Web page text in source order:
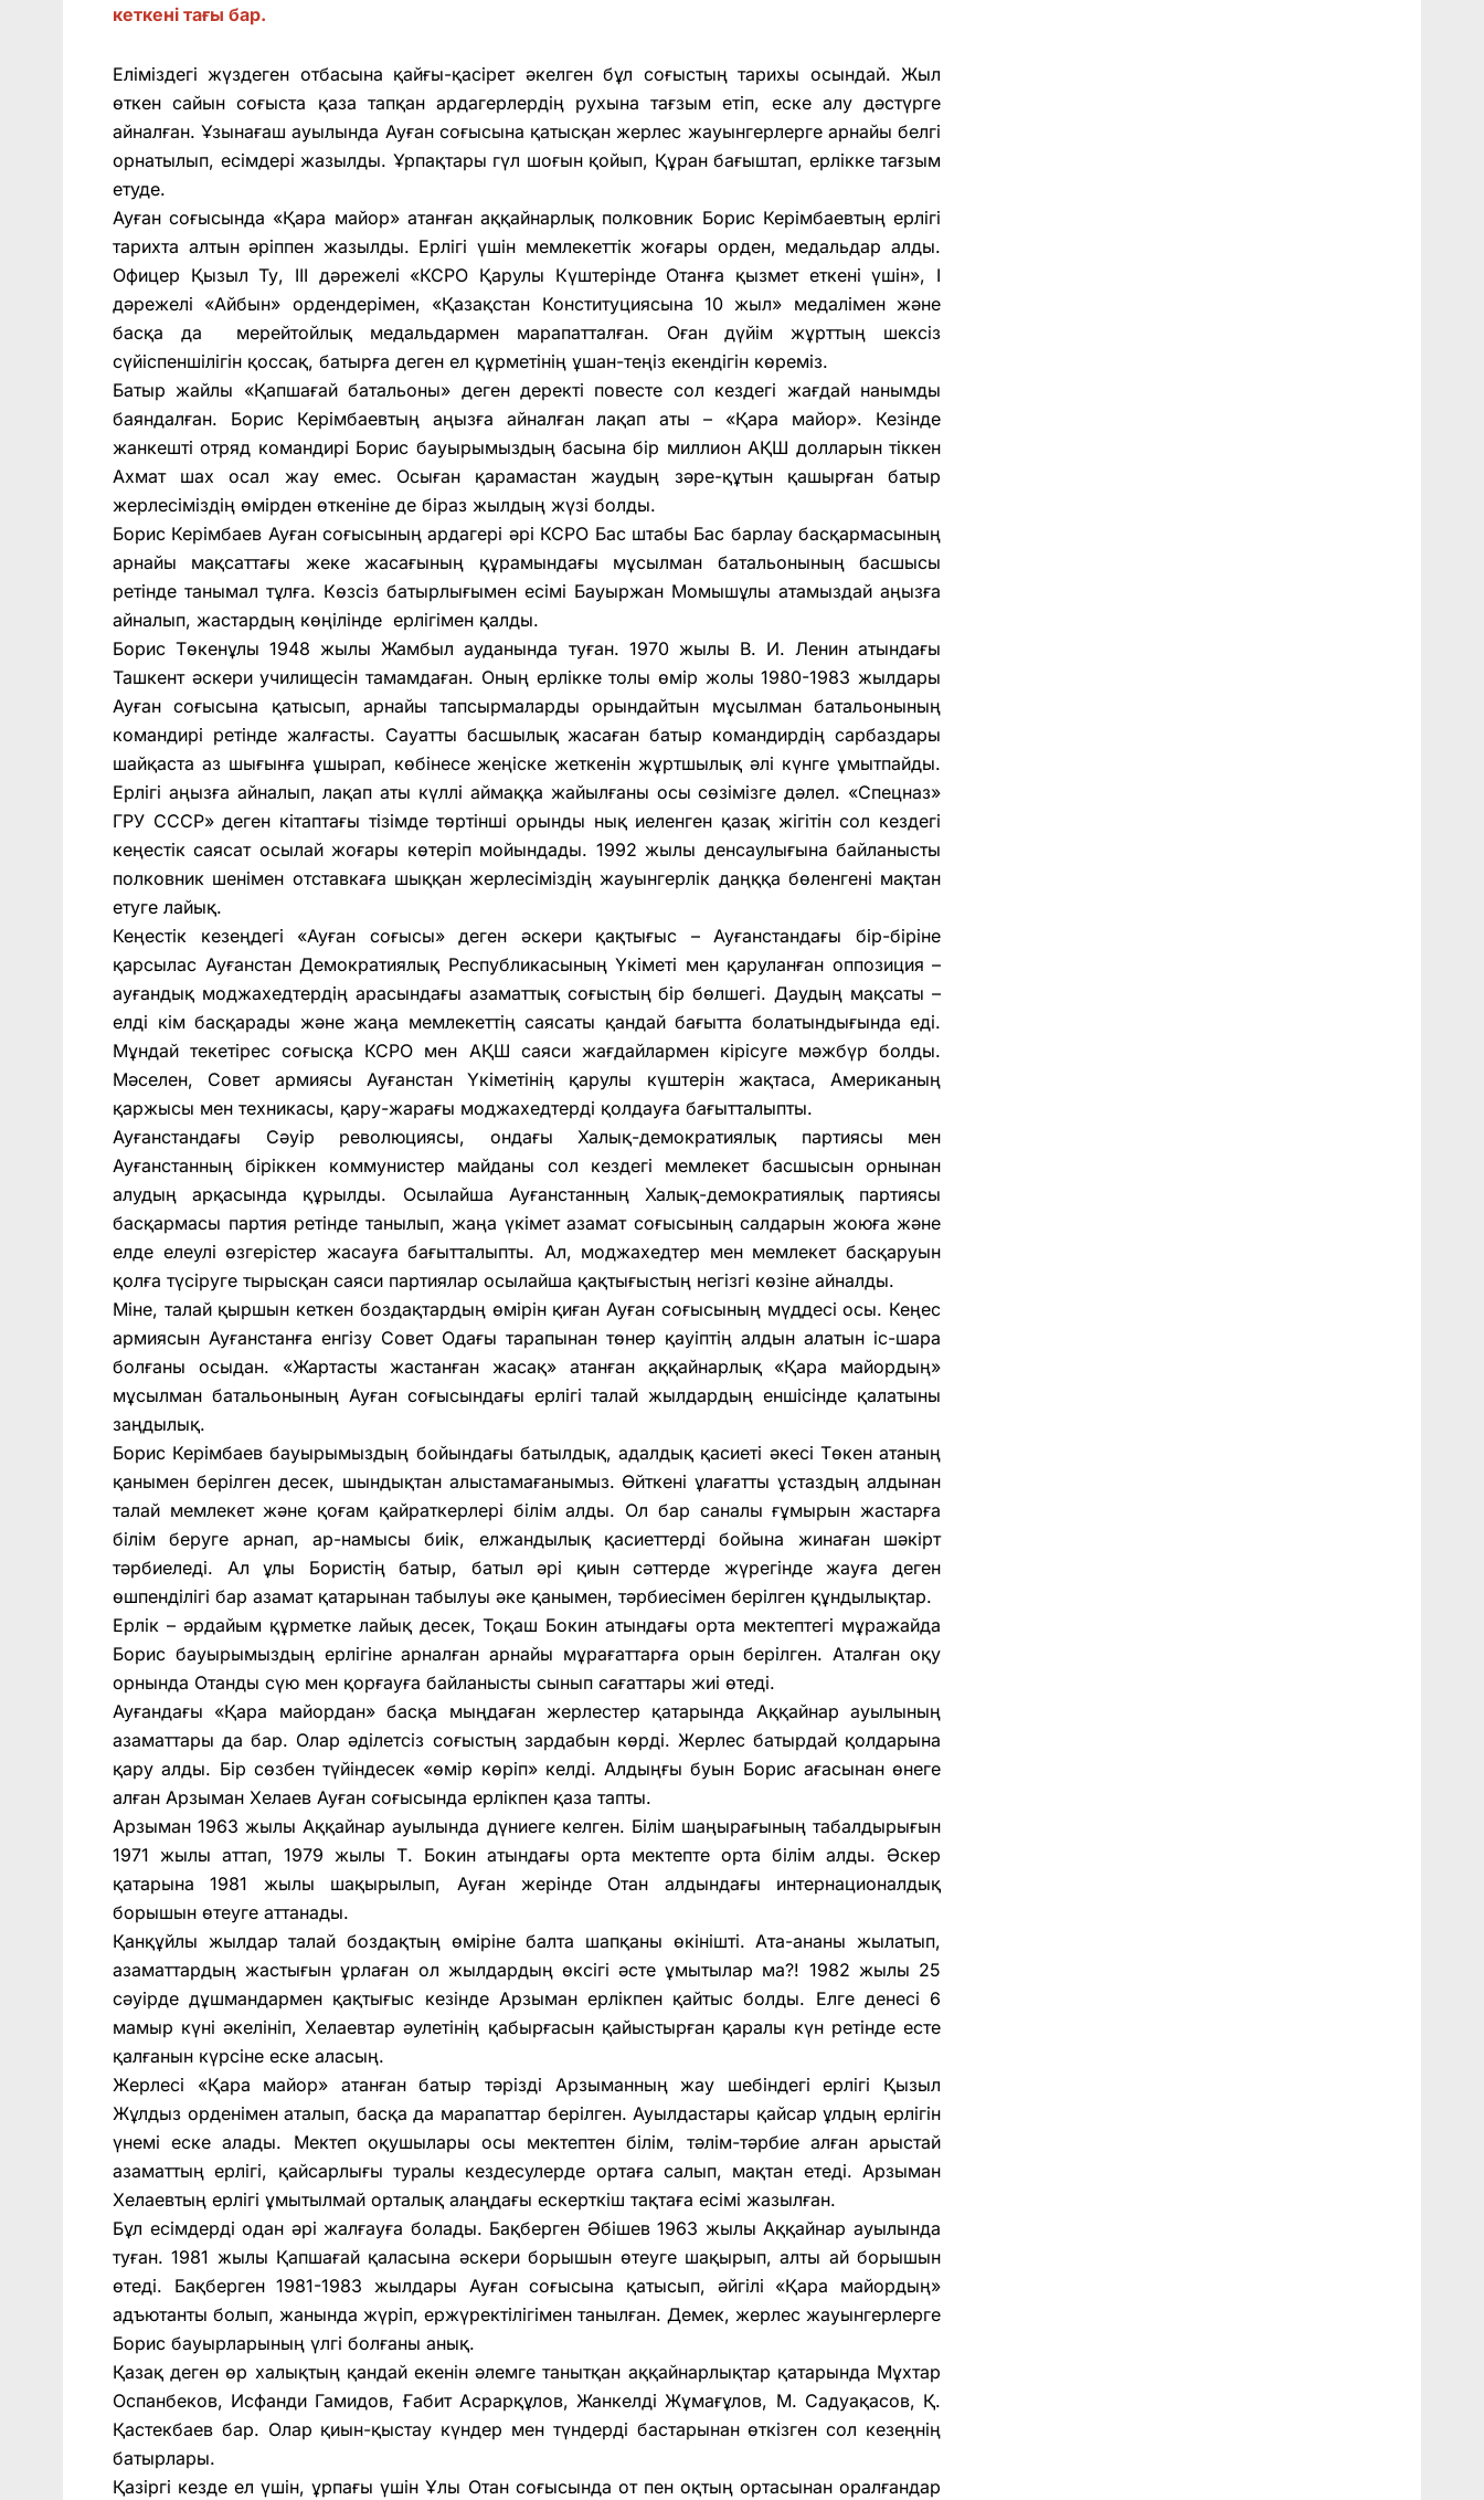
кеткені тағы бар.
Еліміздегі жүздеген отбасына қайғы-қасірет әкелген бұл соғыстың тарихы осындай. Жыл
өткен сайын соғыста қаза тапқан ардагерлердің рухына тағзым етіп, еске алу дәстүрге
айналған. Ұзынағаш ауылында Ауған соғысына қатысқан жерлес жауынгерлерге арнайы белгі
орнатылып, есімдері жазылды. Ұрпақтары гүл шоғын қойып, Құран бағыштап, ерлікке тағзым
етуде.
Ауған соғысында «Қара майор» атанған аққайнарлық полковник Борис Керімбаевтың ерлігі
тарихта алтын әріппен жазылды. Ерлігі үшін мемлекеттік жоғары орден, медальдар алды.
Офицер Қызыл Ту, ІІІ дәрежелі «КСРО Қарулы Күштерінде Отанға қызмет еткені үшін», І
дәрежелі «Айбын» ордендерімен, «Қазақстан Конституциясына 10 жыл» медалімен және
басқа да мерейтойлық медальдармен марапатталған. Оған дүйім жұрттың шексіз
сүйіспеншілігін қоссақ, батырға деген ел құрметінің ұшан-теңіз екендігін көреміз.
Батыр жайлы «Қапшағай батальоны» деген деректі повесте сол кездегі жағдай нанымды
баяндалған. Борис Керімбаевтың аңызға айналған лақап аты – «Қара майор». Кезінде
жанкешті отряд командирі Борис бауырымыздың басына бір миллион АҚШ долларын тіккен
Ахмат шах осал жау емес. Осыған қарамастан жаудың зәре-құтын қашырған батыр
жерлесіміздің өмірден өткеніне де біраз жылдың жүзі болды.
Борис Керімбаев Ауған соғысының ардагері әрі КСРО Бас штабы Бас барлау басқармасының
арнайы мақсаттағы жеке жасағының құрамындағы мұсылман батальонының басшысы
ретінде танымал тұлға. Көзсіз батырлығымен есімі Бауыржан Момышұлы атамыздай аңызға
айналып, жастардың көңілінде ерлігімен қалды.
Борис Төкенұлы 1948 жылы Жамбыл ауданында туған. 1970 жылы В. И. Ленин атындағы
Ташкент әскери училищесін тамамдаған. Оның ерлікке толы өмір жолы 1980-1983 жылдары
Ауған соғысына қатысып, арнайы тапсырмаларды орындайтын мұсылман батальонының
командирі ретінде жалғасты. Сауатты басшылық жасаған батыр командирдің сарбаздары
шайқаста аз шығынға ұшырап, көбінесе жеңіске жеткенін жұртшылық әлі күнге ұмытпайды.
Ерлігі аңызға айналып, лақап аты күллі аймаққа жайылғаны осы сөзімізге дәлел. «Спецназ»
ГРУ СССР» деген кітаптағы тізімде төртінші орынды нық иеленген қазақ жігітін сол кездегі
кеңестік саясат осылай жоғары көтеріп мойындады. 1992 жылы денсаулығына байланысты
полковник шенімен отставкаға шыққан жерлесіміздің жауынгерлік даңққа бөленгені мақтан
етуге лайық.
Кеңестік кезеңдегі «Ауған соғысы» деген әскери қақтығыс – Ауғанстандағы бір-біріне
қарсылас Ауғанстан Демократиялық Республикасының Үкіметі мен қаруланған оппозиция –
ауғандық моджахедтердің арасындағы азаматтық соғыстың бір бөлшегі. Даудың мақсаты –
елді кім басқарады және жаңа мемлекеттің саясаты қандай бағытта болатындығында еді.
Мұндай текетірес соғысқа КСРО мен АҚШ саяси жағдайлармен кірісуге мәжбүр болды.
Мәселен, Совет армиясы Ауғанстан Үкіметінің қарулы күштерін жақтаса, Американың
қаржысы мен техникасы, қару-жарағы моджахедтерді қолдауға бағытталыпты.
Ауғанстандағы Сәуір революциясы, ондағы Халық-демократиялық партиясы мен
Ауғанстанның біріккен коммунистер майданы сол кездегі мемлекет басшысын орнынан
алудың арқасында құрылды. Осылайша Ауғанстанның Халық-демократиялық партиясы
басқармасы партия ретінде танылып, жаңа үкімет азамат соғысының салдарын жоюға және
елде елеулі өзгерістер жасауға бағытталыпты. Ал, моджахедтер мен мемлекет басқаруын
қолға түсіруге тырысқан саяси партиялар осылайша қақтығыстың негізгі көзіне айналды.
Міне, талай қыршын кеткен боздақтардың өмірін қиған Ауған соғысының мүддесі осы. Кеңес
армиясын Ауғанстанға енгізу Совет Одағы тарапынан төнер қауіптің алдын алатын іс-шара
болғаны осыдан. «Жартасты жастанған жасақ» атанған аққайнарлық «Қара майордың»
мұсылман батальонының Ауған соғысындағы ерлігі талай жылдардың еншісінде қалатыны
заңдылық.
Борис Керімбаев бауырымыздың бойындағы батылдық, адалдық қасиеті әкесі Төкен атаның
қанымен берілген десек, шындықтан алыстамағанымыз. Өйткені ұлағатты ұстаздың алдынан
талай мемлекет және қоғам қайраткерлері білім алды. Ол бар саналы ғұмырын жастарға
білім беруге арнап, ар-намысы биік, елжандылық қасиеттерді бойына жинаған шәкірт
тәрбиеледі. Ал ұлы Бористің батыр, батыл әрі қиын сәттерде жүрегінде жауға деген
өшпенділігі бар азамат қатарынан табылуы әке қанымен, тәрбиесімен берілген құндылықтар.
Ерлік – әрдайым құрметке лайық десек, Тоқаш Бокин атындағы орта мектептегі мұражайда
Борис бауырымыздың ерлігіне арналған арнайы мұрағаттарға орын берілген. Аталған оқу
орнында Отанды сүю мен қорғауға байланысты сынып сағаттары жиі өтеді.
Ауғандағы «Қара майордан» басқа мыңдаған жерлестер қатарында Аққайнар ауылының
азаматтары да бар. Олар әділетсіз соғыстың зардабын көрді. Жерлес батырдай қолдарына
қару алды. Бір сөзбен түйіндесек «өмір көріп» келді. Алдыңғы буын Борис ағасынан өнеге
алған Арзыман Хелаев Ауған соғысында ерлікпен қаза тапты.
Арзыман 1963 жылы Аққайнар ауылында дүниеге келген. Білім шаңырағының табалдырығын
1971 жылы аттап, 1979 жылы Т. Бокин атындағы орта мектепте орта білім алды. Әскер
қатарына 1981 жылы шақырылып, Ауған жерінде Отан алдындағы интернационалдық
борышын өтеуге аттанады.
Қанқұйлы жылдар талай боздақтың өміріне балта шапқаны өкінішті. Ата-ананы жылатып,
азаматтардың жастығын ұрлаған ол жылдардың өксігі әсте ұмытылар ма?! 1982 жылы 25
сәуірде дұшмандармен қақтығыс кезінде Арзыман ерлікпен қайтыс болды. Елге денесі 6
мамыр күні әкелініп, Хелаевтар әулетінің қабырғасын қайыстырған қаралы күн ретінде есте
қалғанын күрсіне еске аласың.
Жерлесі «Қара майор» атанған батыр тәрізді Арзыманның жау шебіндегі ерлігі Қызыл
Жұлдыз орденімен аталып, басқа да марапаттар берілген. Ауылдастары қайсар ұлдың ерлігін
үнемі еске алады. Мектеп оқушылары осы мектептен білім, тәлім-тәрбие алған арыстай
азаматтың ерлігі, қайсарлығы туралы кездесулерде ортаға салып, мақтан етеді. Арзыман
Хелаевтың ерлігі ұмытылмай орталық алаңдағы ескерткіш тақтаға есімі жазылған.
Бұл есімдерді одан әрі жалғауға болады. Бақберген Әбішев 1963 жылы Аққайнар ауылында
туған. 1981 жылы Қапшағай қаласына әскери борышын өтеуге шақырып, алты ай борышын
өтеді. Бақберген 1981-1983 жылдары Ауған соғысына қатысып, әйгілі «Қара майордың»
адъютанты болып, жанында жүріп, ержүректілігімен танылған. Демек, жерлес жауынгерлерге
Борис бауырларының үлгі болғаны анық.
Қазақ деген өр халықтың қандай екенін әлемге танытқан аққайнарлықтар қатарында Мұхтар
Оспанбеков, Исфанди Гамидов, Ғабит Асрарқұлов, Жанкелді Жұмағұлов, М. Садуақасов, Қ.
Қастекбаев бар. Олар қиын-қыстау күндер мен түндерді бастарынан өткізген сол кезеңнің
батырлары.
Қазіргі кезде ел үшін, ұрпағы үшін Ұлы Отан соғысында от пен оқтың ортасынан оралғандар